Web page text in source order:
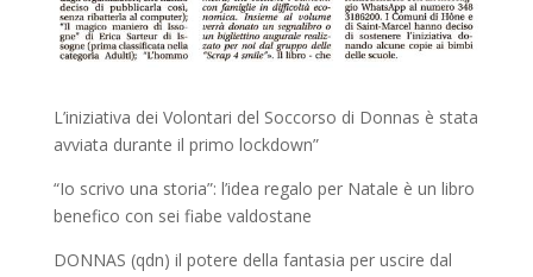
L’iniziativa dei Volontari del Soccorso di Donnas è stata
avviata durante il primo lockdown”
“Io scrivo una storia”: l’idea regalo per Natale è un libro
benefico con sei fiabe valdostane
DONNAS (qdn) il potere della fantasia per uscire dal